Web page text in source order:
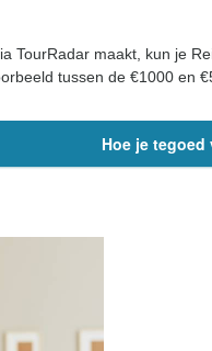
TourRadar maakt, kun je
tussen de €1000 en
Hoe je tegoed